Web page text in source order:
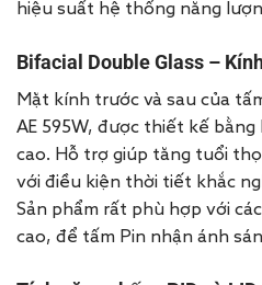
hiệu suất hệ thống năng
Bifacial Double Glass –
Mặt kính trước và sau của
AE 595W, được thiết kế
cao. Hỗ trợ giúp tăng tuổi
với điều kiện thời tiết khắc
Sản phẩm rất phù hợp với
cao, để tấm Pin nhận ánh